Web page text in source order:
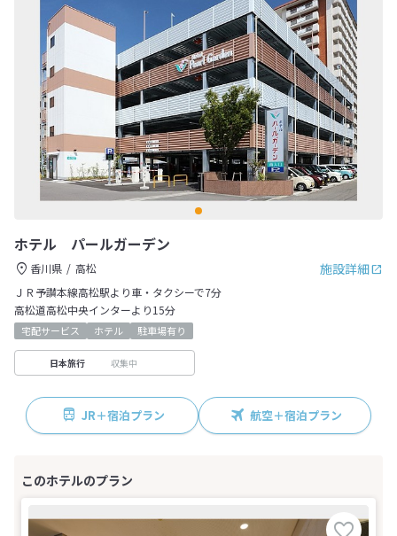
ホテル パールガーデン
施設詳細
香川県
高松
ＪＲ予讃本線高松駅より車・タクシーで7分
高松道高松中央インターより15分
宅配サービス ホテル 駐車場有り
日本旅行 収集中
JR＋宿泊プラン 航空＋宿泊プラン